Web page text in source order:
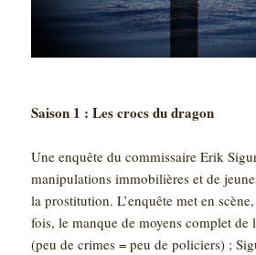
Saison 1 : Les crocs du dragon
Une enquête du commissaire Erik
manipulations immobilières et de
la prostitution. L’enquête met en
fois, le manque de moyens complet de
(peu de crimes = peu de policiers) ;